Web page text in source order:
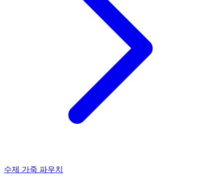
수제 가죽 파우치